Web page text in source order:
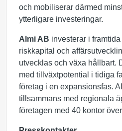
och mobiliserar därmed
ytterligare investeringar.
Almi AB investerar i
riskkapital och
utvecklas och växa hållbart.
med tillväxtpotential i tidiga
företag i en expansionsfas.
tillsammans med regionala
företagen med 40 kontor